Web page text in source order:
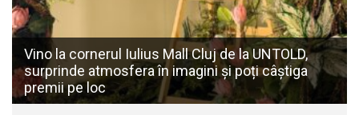
Vino la cornerul Iulius Mall Cluj de la UNTOLD,
surprinde atmosfera în imagini și poți câștiga
premii pe loc